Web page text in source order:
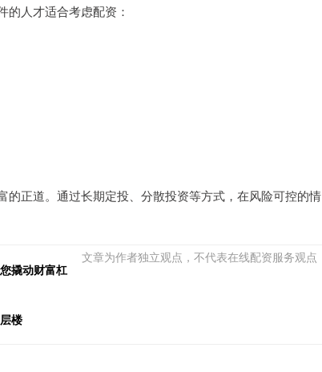
的人才适合考虑配资：
正道。通过长期定投、分散投资等方式，在风险可控的情
文章为作者独立观点，不代表在线配资服务观点
撬动财富杠
楼